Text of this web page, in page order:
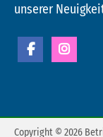
unserer
Copyright © 2026